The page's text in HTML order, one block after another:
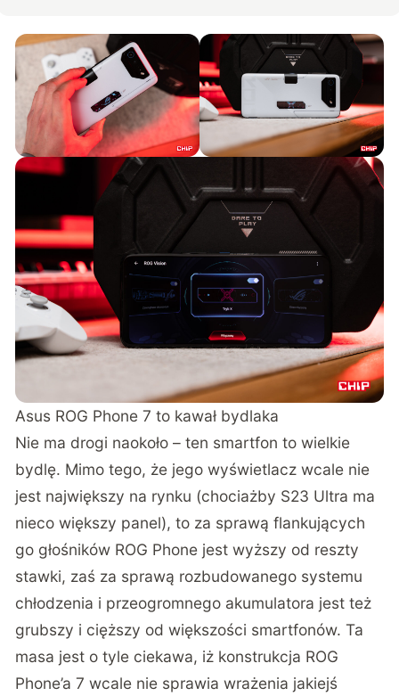
Asus ROG Phone 7 to kawał bydlaka
Nie ma drogi naokoło – ten smartfon to wielkie
bydlę. Mimo tego, że jego wyświetlacz wcale nie
jest największy na rynku (chociażby S23 Ultra ma
nieco większy panel), to za sprawą flankujących
go głośników ROG Phone jest wyższy od reszty
stawki, zaś za sprawą rozbudowanego systemu
chłodzenia i przeogromnego akumulatora jest też
grubszy i cięższy od większości smartfonów. Ta
masa jest o tyle ciekawa, iż konstrukcja ROG
Phone’a 7 wcale nie sprawia wrażenia jakiejś